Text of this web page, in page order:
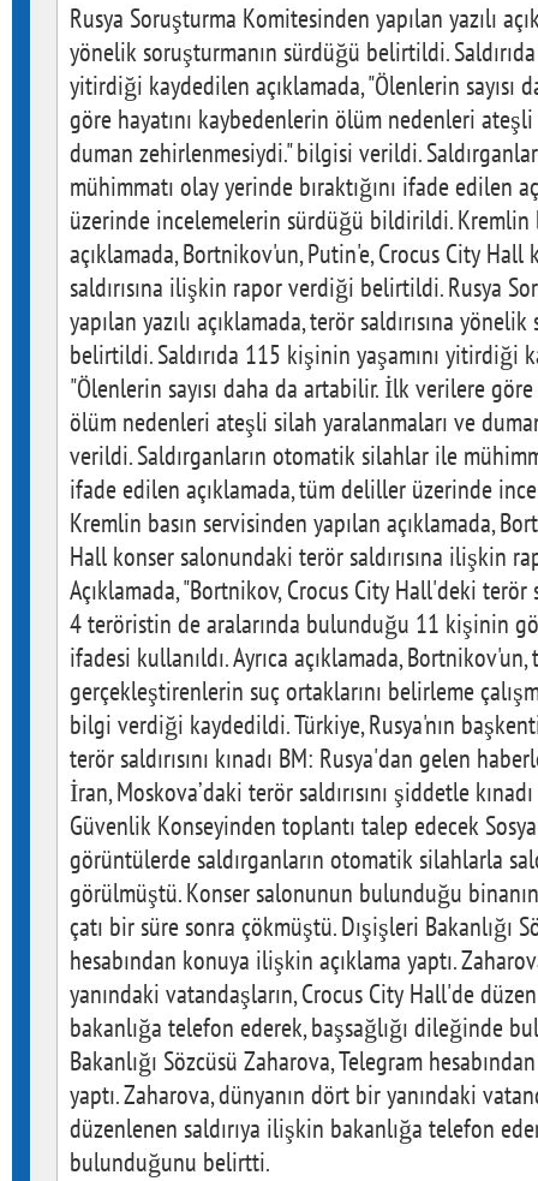
Rusya Soruşturma Komitesinden yapılan yazılı
yönelik soruşturmanın sürdüğü belirtildi.
yitirdiği kaydedilen açıklamada, "Ölenlerin sayısı
göre hayatını kaybedenlerin ölüm nedenleri
duman zehirlenmesiydi." bilgisi verildi.
mühimmatı olay yerinde bıraktığını ifade edilen
üzerinde incelemelerin sürdüğü bildirildi. Kremlin
açıklamada, Bortnikov'un, Putin'e, Crocus City
saldırısına ilişkin rapor verdiği belirtildi. Rusya
yapılan yazılı açıklamada, terör saldırısına
belirtildi. Saldırıda 115 kişinin yaşamını yitirdiği
"Ölenlerin sayısı daha da artabilir. İlk verilere
ölüm nedenleri ateşli silah yaralanmaları ve
verildi. Saldırganların otomatik silahlar ile
ifade edilen açıklamada, tüm deliller üzerinde
Kremlin basın servisinden yapılan açıklamada,
Hall konser salonundaki terör saldırısına ilişkin
Açıklamada, "Bortnikov, Crocus City Hall'deki terör
4 teröristin de aralarında bulunduğu 11 kişinin
ifadesi kullanıldı. Ayrıca açıklamada, Bortnikov'un,
gerçekleştirenlerin suç ortaklarını belirleme
bilgi verdiği kaydedildi. Türkiye, Rusya'nın
terör saldırısını kınadı BM: Rusya'dan gelen
İran, Moskova’daki terör saldırısını şiddetle
Güvenlik Konseyinden toplantı talep edecek
görüntülerde saldırganların otomatik silahlarla
görülmüştü. Konser salonunun bulunduğu binanın
çatı bir süre sonra çökmüştü. Dışişleri Bakanlığı
hesabından konuya ilişkin açıklama yaptı.
yanındaki vatandaşların, Crocus City Hall'de
bakanlığa telefon ederek, başsağlığı dileğinde
Bakanlığı Sözcüsü Zaharova, Telegram
yaptı. Zaharova, dünyanın dört bir yanındaki
düzenlenen saldırıya ilişkin bakanlığa telefon
bulunduğunu belirtti.